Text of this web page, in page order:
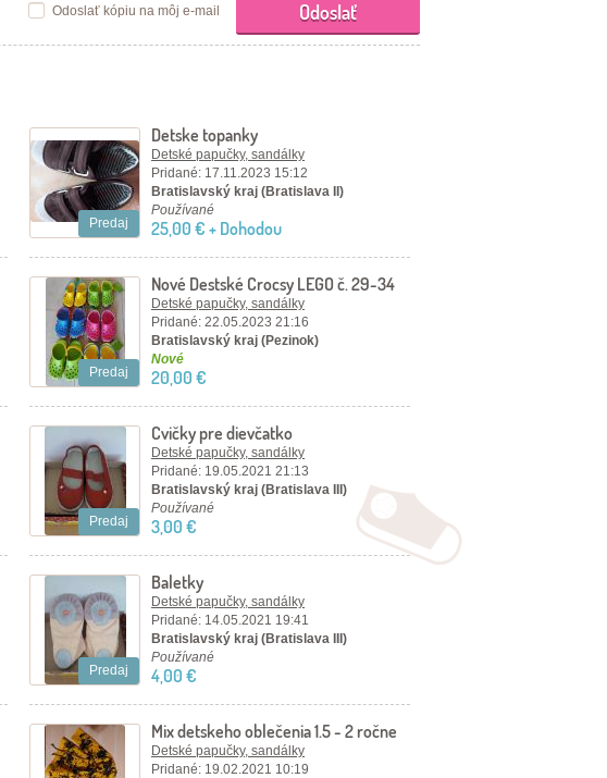
Odoslať kópiu na môj e-mail
Predaj
Detske topanky
Detské papučky, sandálky
Pridané: 17.11.2023 15:12
Bratislavský kraj (Bratislava II)
Používané
25,00 € + Dohodou
Predaj
Nové Destské Crocsy LEGO č. 29-34
Detské papučky, sandálky
Pridané: 22.05.2023 21:16
Bratislavský kraj (Pezinok)
Nové
20,00 €
Predaj
Cvičky pre dievčatko
Detské papučky, sandálky
Pridané: 19.05.2021 21:13
Bratislavský kraj (Bratislava III)
Používané
3,00 €
Predaj
Baletky
Detské papučky, sandálky
Pridané: 14.05.2021 19:41
Bratislavský kraj (Bratislava III)
Používané
4,00 €
Mix detskeho oblečenia 1.5 - 2 ročne
dievčatko
Detské papučky, sandálky
Pridané: 19.02.2021 10:19